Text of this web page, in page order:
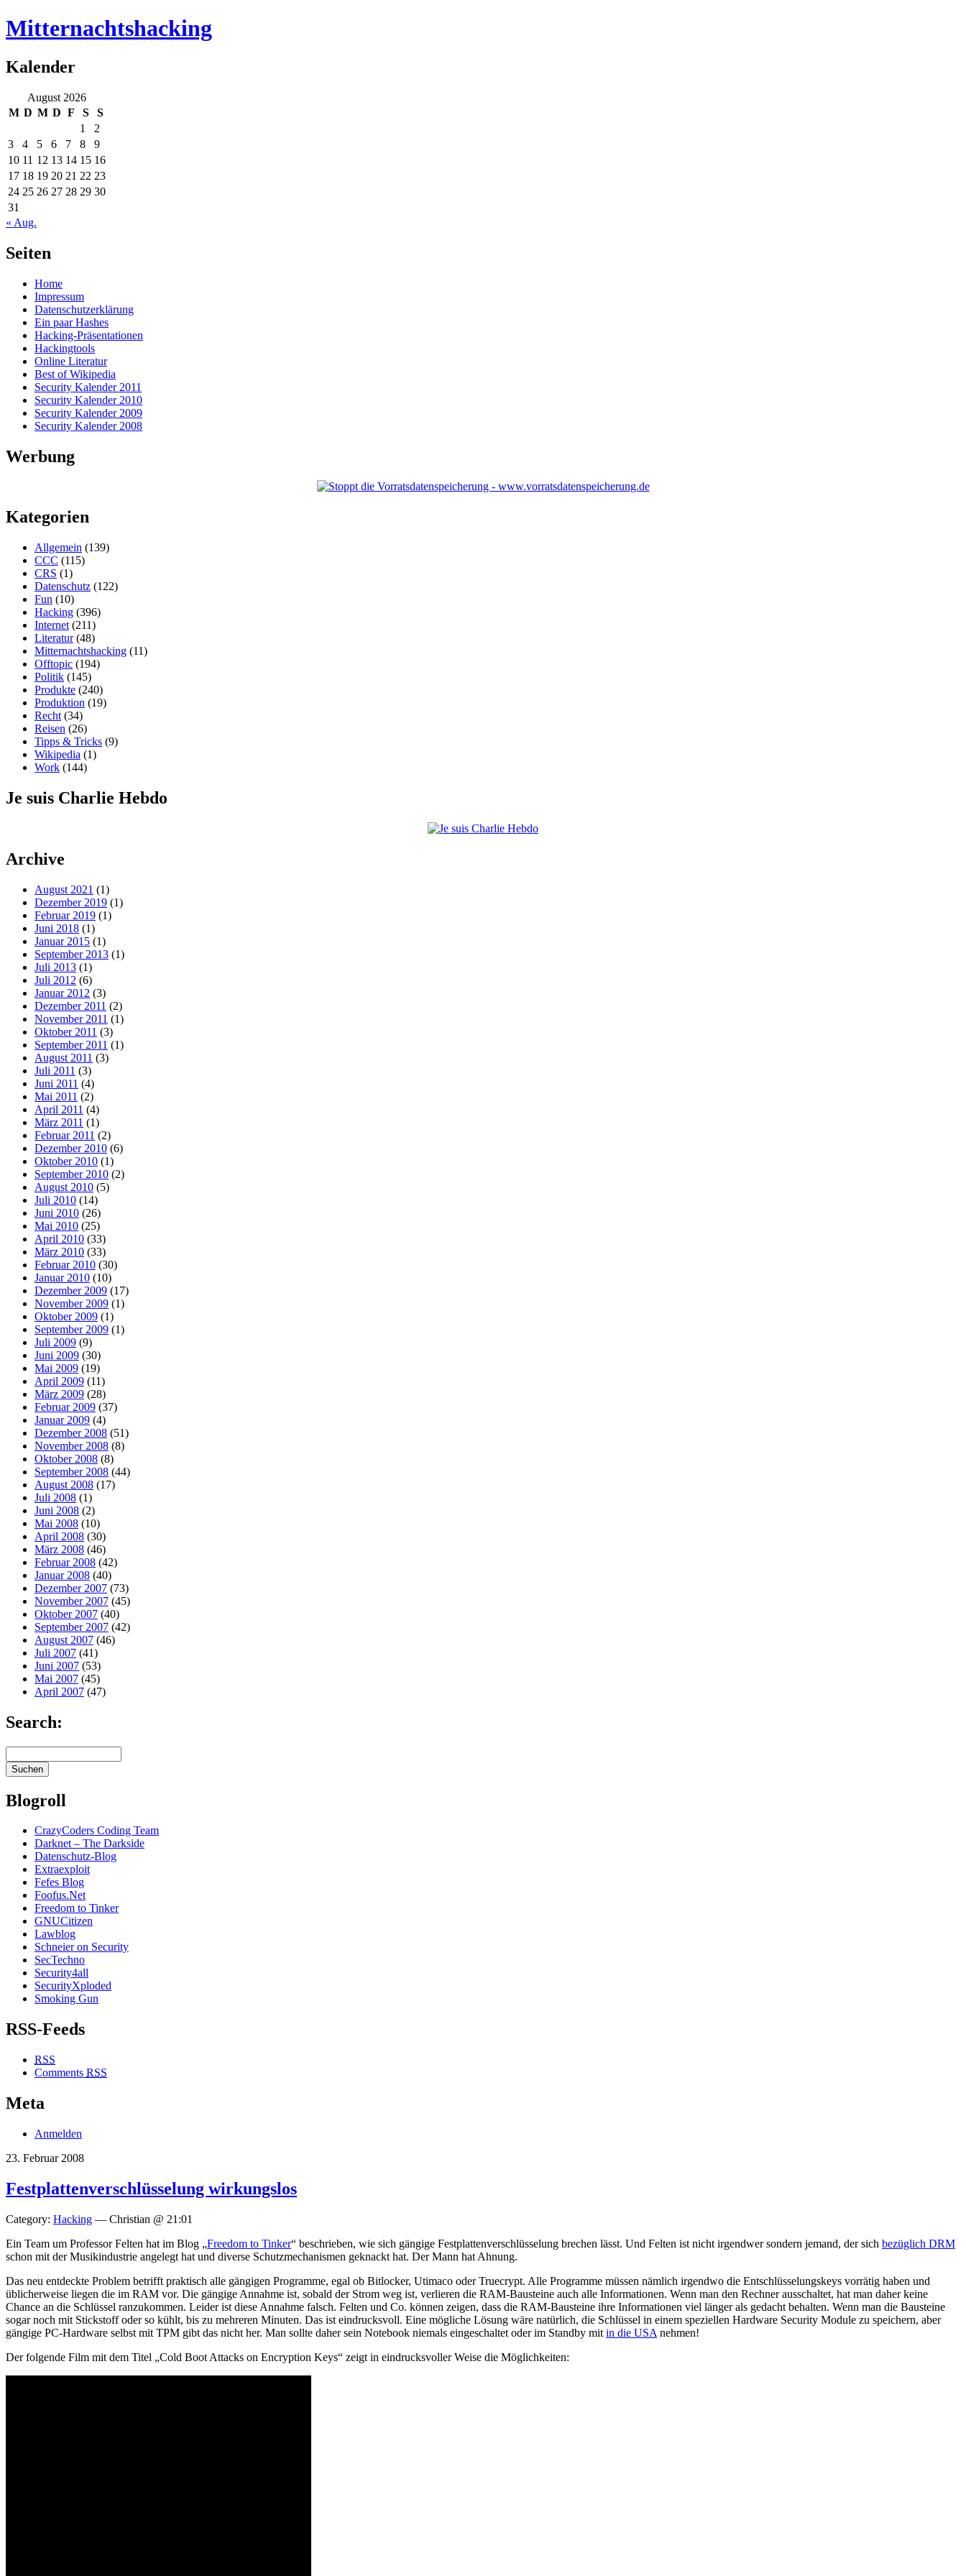
Mitternachtshacking
Kalender
August 2026
M D M D F S
S
1
2
3
4 5 6 7 8
9
10 11 12 13 14 15 16
17 18 19 20 21 22 23
24 25 26 27 28 29 30
31
« Aug.
Seiten
Home
Impressum
Datenschutzerklärung
Ein paar Hashes
Hacking-Präsentationen
Hackingtools
Online Literatur
Best of Wikipedia
Security Kalender 2011
Security Kalender 2010
Security Kalender 2009
Security Kalender 2008
Werbung
Kategorien
Allgemein (139)
CCC (115)
CRS (1)
Datenschutz (122)
Fun (10)
Hacking (396)
Internet (211)
Literatur(48)
Mitternachtshacking (11)
Offtopic (194)
Politik (145)
Produkte (240)
Produktion (19)
Recht (34)
Reisen (26)
Tipps & Tricks (9)
Wikipedia (1)
Work (144)
Je suis Charlie Hebdo
Archive
August 2021 (1)
Dezember 2019 (1)
Februar 2019 (1)
Juni 2018 (1)
Januar 2015 (1)
September 2013 (1)
Juli 2013 (1)
Juli 2012 (6)
Januar 2012 (3)
Dezember 2011 (2)
November 2011 (1)
Oktober 2011 (3)
September 2011 (1)
August 2011 (3)
Juli 2011 (3)
Juni 2011 (4)
Mai 2011 (2)
April 2011 (4)
März 2011 (1)
Februar 2011 (2)
Dezember 2010 (6)
Oktober 2010 (1)
September 2010 (2)
August 2010 (5)
Juli 2010 (14)
Juni 2010 (26)
Mai 2010 (25)
April 2010 (33)
März 2010 (33)
Februar 2010 (30)
Januar 2010 (10)
Dezember 2009 (17)
November 2009 (1)
Oktober 2009 (1)
September 2009 (1)
Juli 2009 (9)
Juni 2009 (30)
Mai 2009 (19)
April 2009 (11)
März 2009 (28)
Februar 2009 (37)
Januar 2009 (4)
Dezember 2008 (51)
November 2008 (8)
Oktober 2008 (8)
September 2008 (44)
August 2008 (17)
Juli 2008 (1)
Juni 2008 (2)
Mai 2008 (10)
April 2008 (30)
März 2008 (46)
Februar 2008 (42)
Januar 2008 (40)
Dezember 2007 (73)
November 2007 (45)
Oktober 2007 (40)
September 2007 (42)
August 2007 (46)
Juli 2007 (41)
Juni 2007 (53)
Mai 2007 (45)
April 2007 (47)
Search:
Blogroll
CrazyCoders Coding Team
Darknet – The Darkside
Datenschutz-Blog
Extraexploit
Fefes Blog
Foofus.Net
Freedom to Tinker
GNUCitizen
Lawblog
Schneier on Security
SecTechno
Security4all
SecurityXploded
Smoking Gun
RSS-Feeds
RSS
Comments RSS
Meta
Anmelden
23. Februar 2008
Festplattenverschlüsselung wirkungslos
Category: Hacking — Christian @ 21:01
Ein Team um Professor Felten hat im Blog „Freedom to Tinker“ beschrieben, wie sich gängige Festplattenverschlüsselung brechen lässt. Und Felten ist nicht irgendwer sondern jemand, der sich bezüglich DRM
schon mit der Musikindustrie angelegt hat und diverse Schutzmechanismen geknackt hat. Der Mann hat Ahnung.
Das neu entdeckte Problem betrifft praktisch alle gängigen Programme, egal ob Bitlocker, Utimaco oder Truecrypt. Alle Programme müssen nämlich irgendwo die Entschlüsselungskeys vorrätig haben und
üblicherweise liegen die im RAM vor. Die gängige Annahme ist, sobald der Strom weg ist, verlieren die RAM-Bausteine auch alle Informationen. Wenn man den Rechner ausschaltet, hat man daher keine
Chance an die Schlüssel ranzukommen. Leider ist diese Annahme falsch. Felten und Co. können zeigen, dass die RAM-Bausteine ihre Informationen viel länger als gedacht behalten. Wenn man die Bausteine
sogar noch mit Stickstoff oder so kühlt, bis zu mehreren Minuten. Das ist eindrucksvoll. Eine mögliche Lösung wäre natürlich, die Schlüssel in einem speziellen Hardware Security Module zu speichern, aber
gängige PC-Hardware selbst mit TPM gibt das nicht her. Man sollte daher sein Notebook niemals eingeschaltet oder im Standby mit in die USA nehmen!
Der folgende Film mit dem Titel „Cold Boot Attacks on Encryption Keys“ zeigt in eindrucksvoller Weise die Möglichkeiten: